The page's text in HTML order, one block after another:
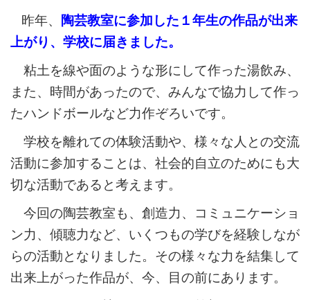
昨年、
陶芸教室に参加した１年生の作品が出来
上がり、学校に届きました。
粘土を線や面のような形にして作った湯飲み、
また、時間があったので、みんなで協力して作っ
たハンドボールなど力作ぞろいです。
学校を離れての体験活動や、様々な人との交流
活動に参加することは、社会的自立のためにも大
切な活動であると考えます。
今回の陶芸教室も、創造力、コミュニケーショ
ン力、傾聴力など、いくつもの学びを経験しなが
らの活動となりました。その様々な力を結集して
出来上がった作品が、今、目の前にあります。